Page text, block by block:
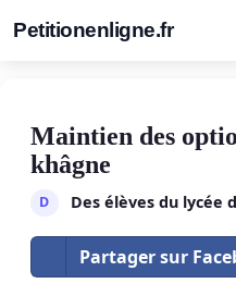
Petitionenligne.fr
Maintien des
khâgne
D Des élèves du lycée
Partager sur